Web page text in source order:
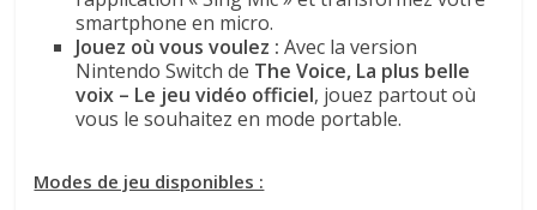
smartphone en micro.
Jouez où vous voulez : Avec la version
Nintendo Switch de The Voice, La plus belle
voix – Le jeu vidéo officiel, jouez partout où
vous le souhaitez en mode portable.
Modes de jeu disponibles :